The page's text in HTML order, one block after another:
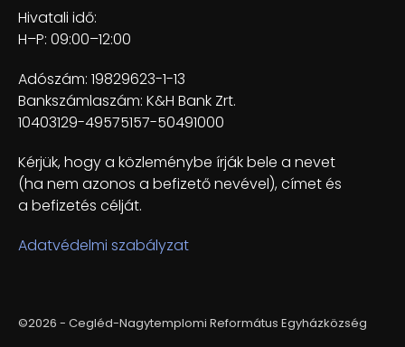
Hivatali idő:
H–P: 09:00–12:00
Adószám: 19829623-1-13
Bankszámlaszám: K&H Bank Zrt.
10403129-49575157-50491000
Kérjük, hogy a közleménybe írják bele a nevet
(ha nem azonos a befizető nevével), címet és
a befizetés célját.
Adatvédelmi szabályzat
©2026 - Cegléd-Nagytemplomi Református Egyházközség